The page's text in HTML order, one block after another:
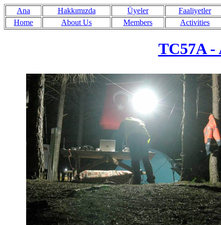
Ana Hakkımızda Üyeler
Faaliyetler
Home
About Us Members Activities
TC57A -